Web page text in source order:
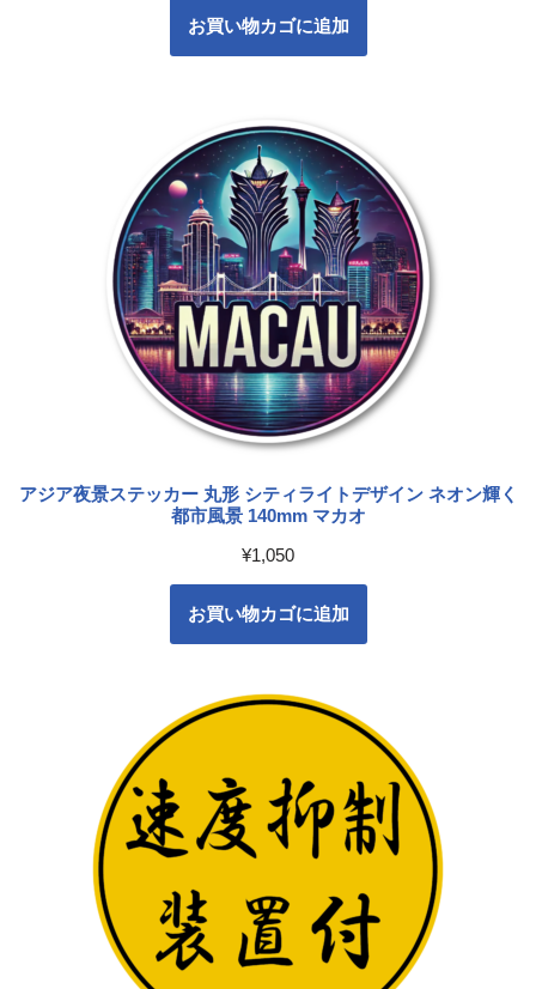
お買い物カゴに追加
アジア夜景ステッカー 丸形 シティライトデザイン ネオン輝く
都市風景 140mm マカオ
¥1,050
お買い物カゴに追加